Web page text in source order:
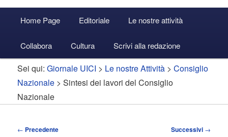
principale
Vai
al
contenuto
principale
Vai
al
contenuto
secondario
Accedi
Home Page Editoriale Le nostre attività
Collabora Cultura Scrivi alla redazione
Sei qui:Giornale UICI > Le nostre Attività >Consiglio
Nazionale > Sintesi dei lavori del Consiglio
Nazionale
Navigazione
← Precedente Successivi →